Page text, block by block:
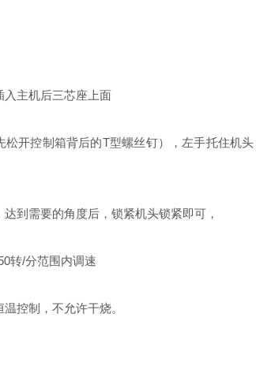
入主机后三芯座上面
开控制箱背后的T型螺丝钉），左手托住机
到需要的角度后，锁紧机头锁紧即可，
转/分范围内调速
控制，不允许干烧。